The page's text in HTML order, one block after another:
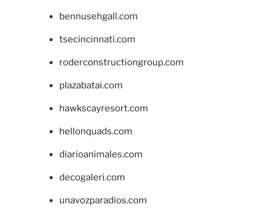
bennusehgall.com
tsecincinnati.com
roderconstructiongroup.com
plazabatai.com
hawkscayresort.com
hellonquads.com
diarioanimales.com
decogaleri.com
unavozparadios.com